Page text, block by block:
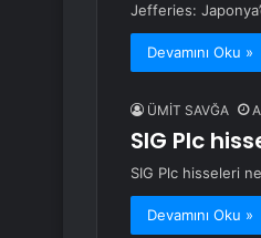
Jefferies:
Devamını Oku »
ÜMİT SAVĞA
SIG Plc
SIG Plc hisseleri
Devamını Oku »